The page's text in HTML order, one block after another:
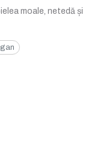
moale, netedă și